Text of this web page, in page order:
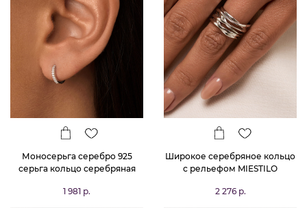
Моносерьга серебро 925
серьга кольцо серебряная
1 981 р.
Широкое серебряное кольцо
с рельефом MIESTILO
2 276 р.